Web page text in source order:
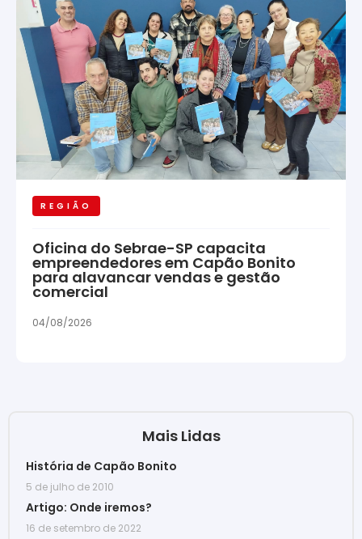
REGIÃO
Oficina do Sebrae-SP capacita
empreendedores em Capão Bonito
para alavancar vendas e gestão
comercial
04/08/2026
Mais Lidas
História de Capão Bonito
5 de julho de 2010
Artigo: Onde iremos?
16 de setembro de 2022